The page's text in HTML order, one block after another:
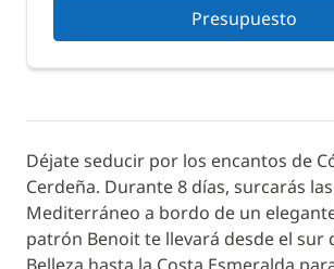
Presupuesto
Déjate seducir por los encantos de
Cerdeña. Durante 8 días, surcarás
Mediterráneo a bordo de un
patrón Benoit te llevará desde el sur